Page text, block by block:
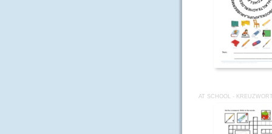
AT SCHOOL -